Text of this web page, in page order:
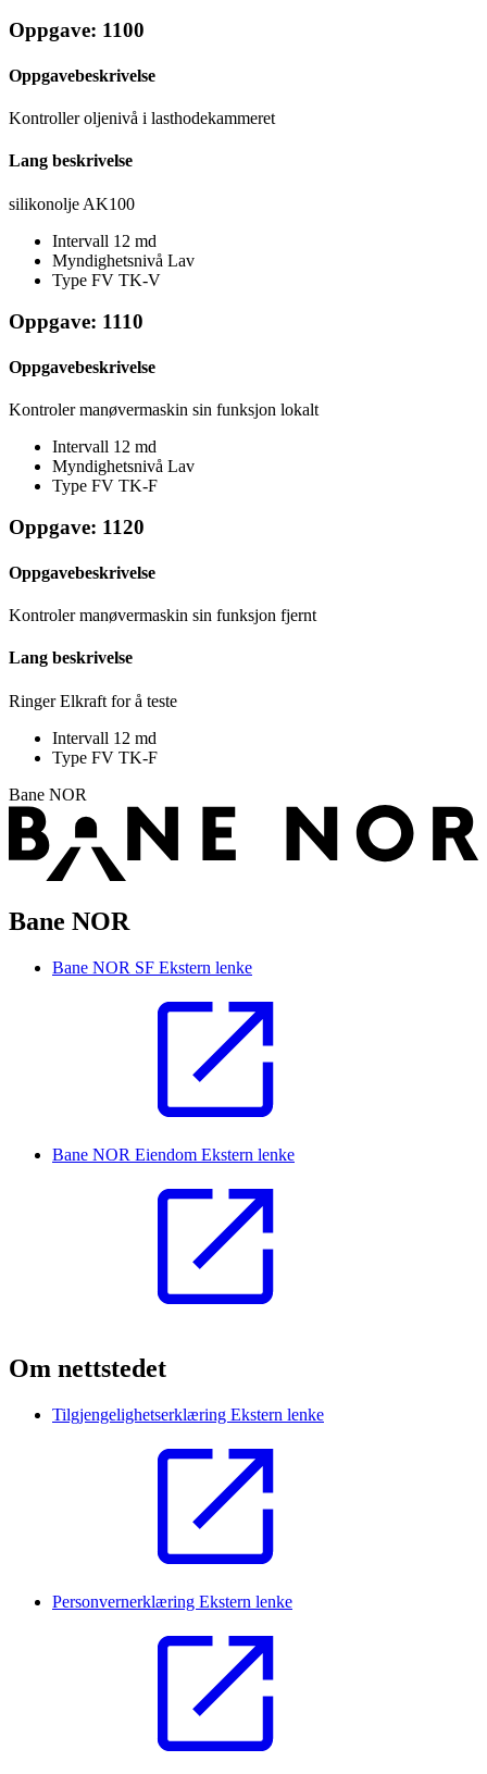
Oppgave: 1100
Oppgavebeskrivelse
Kontroller oljenivå i lasthodekammeret
Lang beskrivelse
silikonolje AK100
Intervall 12 md
Myndighetsnivå Lav
Type FV TK-V
Oppgave: 1110
Oppgavebeskrivelse
Kontroler manøvermaskin sin funksjon lokalt
Intervall 12 md
Myndighetsnivå Lav
Type FV TK-F
Oppgave: 1120
Oppgavebeskrivelse
Kontroler manøvermaskin sin funksjon fjernt
Lang beskrivelse
Ringer Elkraft for å teste
Intervall 12 md
Type FV TK-F
Bane NOR
Bane NOR
Bane NOR SF Ekstern lenke
Bane NOR Eiendom Ekstern lenke
Om nettstedet
Tilgjengelighetserklæring Ekstern lenke
Personvernerklæring Ekstern lenke